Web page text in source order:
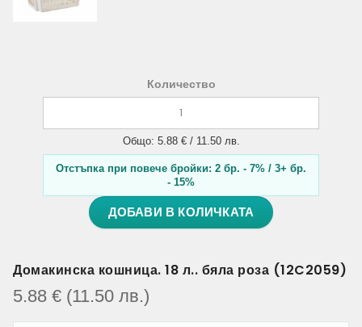
Количество
Общо: 5.88 € / 11.50 лв.
Отстъпка при повече бройки: 2 бр. - 7% / 3+ бр.
- 15%
ДОБАВИ В КОЛИЧКАТА
Домакинска кошница. 18 л.. бяла роза (12C2059)
5.88 € (11.50 лв.)